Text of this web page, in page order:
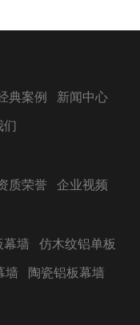
典案例 新闻中心
们
质荣誉 企业视频
幕墙 仿木纹铝单板
墙 陶瓷铝板幕墙